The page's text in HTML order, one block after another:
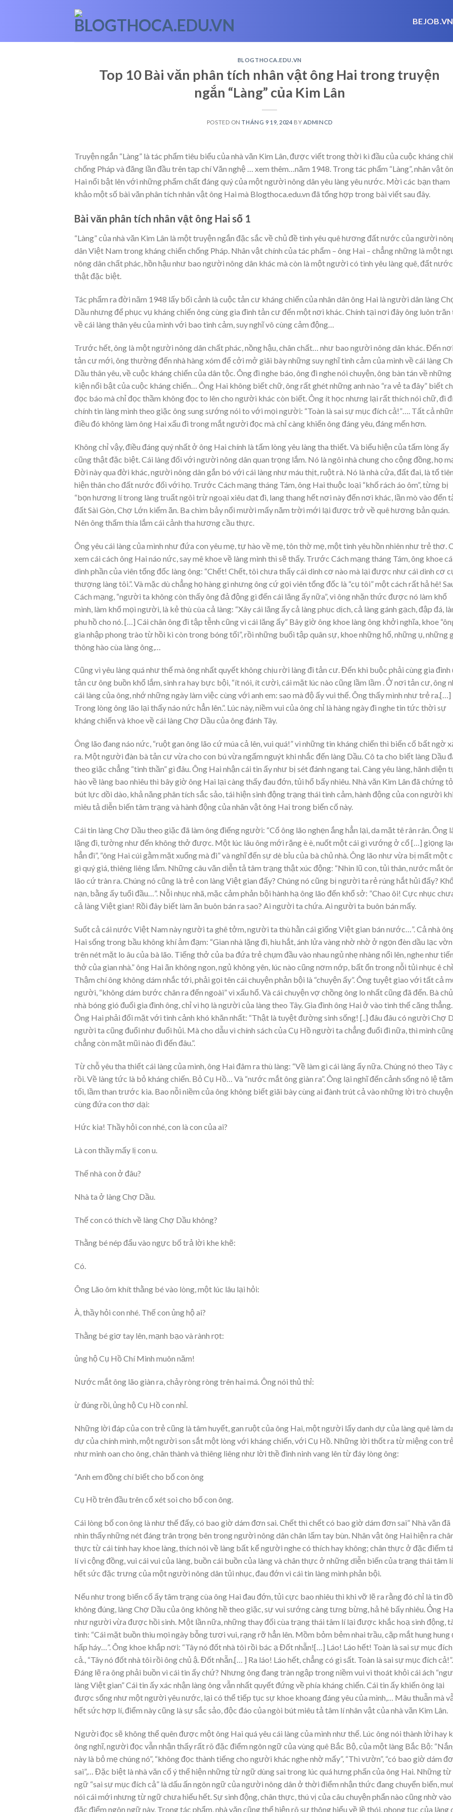
BEJOB.VN
BLOGTHOCA.EDU.VN
Top 10 Bài văn phân tích nhân vật ông Hai trong truyện
ngắn “Làng” của Kim Lân
POSTED ONTHÁNG 9 19, 2024 BY ADMINCD
Truyện ngắn “Làng” là tác phẩm tiêu biểu của nhà văn Kim Lân, được viết trong thời kì đầu của cuộc kháng
chống Pháp và đăng lần đầu trên tạp chí Văn nghệ
… xem thêm… năm 1948. Trong tác phẩm “Làng”, nhân vật
Hai nổi bật lên với những phẩm chất đáng quý của một người nông dân yêu làng yêu nước. Mời các bạn tham
khảo một số bài văn phân tích nhân vật ông Hai mà Blogthoca.edu.vn đã tổng hợp trong bài viết sau đây.
Bài văn phân tích nhân vật ông Hai số 1
“Làng” của nhà văn Kim Lân là một truyện ngắn đặc sắc về chủ đề tình yêu quê hương đất nước của người
dân Việt Nam trong kháng chiến chống Pháp. Nhân vật chính của tác phẩm – ông Hai – chẳng những là một
nông dân chất phác, hồn hậu như bao người nông dân khác mà còn là một người có tình yêu làng quê, đất nước
thật đặc biệt.
Tác phẩm ra đời năm 1948 lấy bối cảnh là cuộc tản cư kháng chiến của nhân dân ông Hai là người dân làng
Dầu nhưng để phục vụ kháng chiến ông cùng gia đình tản cư đến một nơi khác. Chính tại nơi đây ông luôn
về cái làng thân yêu của mình với bao tình cảm, suy nghĩ vô cùng cảm động…
Trước hết, ông là một người nông dân chất phác, nồng hậu, chân chất… như bao người nông dân khác. Đến nơi
tản cư mới, ông thường đến nhà hàng xóm để cởi mở giãi bày những suy nghĩ tình cảm của mình về cái làng
Dầu thân yêu, về cuộc kháng chiến của dân tộc. Ông đi nghe báo, ông đi nghe nói chuyện, ông bàn tán về
kiện nổi bật của cuộc kháng chiến… Ông Hai không biết chữ, ông rất ghét những anh nào “ra vẻ ta đây” biết
đọc báo mà chỉ đọc thầm không đọc to lên cho người khác còn biết. Ông ít học nhưng lại rất thích nói chữ, đi
chính tin làng mình theo giặc ông sung sướng nói to với mọi người: “Toàn là sai sự mục đích cả!”…. Tất cả
điều đó không làm ông Hai xấu đi trong mắt người đọc mà chỉ càng khiến ông đáng yêu, đáng mến hơn.
Không chỉ vậy, điều đáng quý nhất ở ông Hai chính là tấm lòng yêu làng tha thiết. Và biểu hiện của tấm lòng ấy
cũng thật đặc biệt. Cái làng đối với người nông dân quan trọng lắm. Nó là ngôi nhà chung cho cộng đồng, họ
Đời này qua đời khác, người nông dân gắn bó với cái làng như máu thịt, ruột rà. Nó là nhà cửa, đất đai, là tổ
hiện thân cho đất nước đối với họ. Trước Cách mạng tháng Tám, ông Hai thuộc loại “khố rách áo ôm”, từng bị
“bọn hương lí trong làng truất ngôi trừ ngoại xiêu dạt đi, lang thang hết nơi này đến nơi khác, lần mò vào đến
đất Sài Gòn, Chợ Lớn kiếm ăn. Ba chìm bảy nổi mười mấy năm trời mới lại được trở về quê hương bản quán.
Nên ông thấm thía lắm cái cảnh tha hương cầu thực.
Ông yêu cái làng của mình như đứa con yêu mẹ, tự hào về mẹ, tôn thờ mẹ, một tình yêu hồn nhiên như trẻ thơ.
xem cái cách ông Hai náo nức, say mê khoe về làng mình thì sẽ thấy. Trước Cách mạng tháng Tám, ông khoe
dinh phần của viên tổng đốc làng ông: “Chết! Chết, tôi chưa thấy cái dinh cơ nào mà lại được như cái dinh cơ
thượng làng tôi.”. Và mặc dù chẳng họ hàng gì nhưng ông cứ gọi viên tổng đốc là “cụ tôi” một cách rất hả hê!
Cách mạng, “người ta không còn thấy ông đả động gì đến cái lăng ấy nữa”, vì ông nhặn thức được nó làm khổ
mình, làm khổ mọi người, là kẻ thù cùa cả làng: “Xây cái lăng ấy cả làng phục dịch, cả làng gánh gạch, đập đá,
phu hồ cho nó. […] Cái chân ông đi tập tễnh cũng vì cái lăng ấy” Bây giờ ông khoe làng ông khởi nghĩa, khoe
gia nhập phong trào từ hồi kì còn trong bóng tối”, rồi những buối tập quân sự, khoe những hố, những ụ, những
thông hào cùa làng ông,…
Cũng vì yêu làng quá như thế mà ông nhất quyết không chịu rời làng đi tản cư. Đến khi buộc phải cùng gia đình
tản cư ông buồn khổ lắm, sinh ra hay bực bội, “ít nói, ít cười, cái mặt lúc nào cũng lầm lầm . Ở nơi tản cư, ông
cái làng của ông, nhớ những ngày làm việc cùng với anh em: sao mà độ ấy vui thế. Ông thấy mình như trẻ ra.[…]
Trong lòng ông lão lại thấy náo nức hẳn lên.”. Lúc này, niềm vui của ông chỉ là hàng ngày đi nghe tin tức thời sự
kháng chiến và khoe về cái làng Chợ Dầu của ông đánh Tây.
Ông lão đang náo nức, “ruột gan ông lão cứ múa cả lên, vui quá!” vì những tin kháng chiến thì biến cố bất ngờ
ra. Một người đàn bà tản cư vừa cho con bú vừa ngấm nguýt khi nhắc đến làng Dầu. Cô ta cho biết làng Dầu
theo giặc chẳng “tinh thần” gì đâu. Ông Hai nhận cái tin ấy như bị sét đánh ngang tai. Càng yêu làng, hãnh diện
hào về làng bao nhiêu thì bây giờ ông Hai lại càng thấy đau đớn, tủi hổ bấy nhiêu. Nhà văn Kim Lân đã chứng tỏ
bút lực dồi dào, khả năng phân tích sắc sảo, tái hiện sinh động trạng thái tình cảm, hành động của con người khi
miêu tả diễn biến tâm trạng và hành động của nhân vật ông Hai trong biến cố này.
Cái tin làng Chợ Dầu theo giặc đã làm ông điếng người: “Cổ ông lão nghẹn ắng hẳn lại, da mặt tê rân rân. Ông
lặng đi, tường như đến không thở được. Một lúc lâu ông mới rặng è è, nuốt một cái gì vướng ở cổ […] giọng
hẳn đi”, “ông Hai cúi gằm mặt xuống mà đi” và nghĩ đến sự dè bỉu của bà chủ nhà. Ông lão như vừa bị mất một
gì quý giá, thiêng liêng lắm. Những câu văn diễn tả tâm trạng thật xúc động: “Nhìn lũ con, tủi thân, nước mắt
lão cứ tràn ra. Chúng nó cũng là trẻ con làng Việt gian đấy? Chúng nó cũng bị người ta rẻ rúng hắt hủi đấy?
nạn, bằng ấy tuổi đầu…”. Nỗi nhục nhã, mặc cảm phản bội hành hạ ông lão đến khổ sở: ”Chao ôi! Cực nhục
cả làng Việt gian! Rồi đây biết làm ăn buôn bán ra sao? Ai người ta chứa. Ai người ta buôn bán mấy.
Suốt cả cái nước Việt Nam này người ta ghê tởm, người ta thù hằn cái giống Việt gian bán nước…”. Cả nhà
Hai sống trong bầu không khí ảm đạm: “Gian nhà lặng đi, hiu hắt, ánh lửa vàng nhờ nhờ ở ngọn đèn dầu lạc vờn
trên nét mặt lo âu của bà lão. Tiếng thở của ba đứa trẻ chụm đầu vào nhau ngủ nhẹ nhàng nổi lên, nghe như
thở của gian nhà.” ông Hai ăn không ngon, ngủ không yên, lúc nào cũng nơm nớp, bất ổn trong nỗi tủi nhục ê
Thậm chí ông không dám nhắc tới, phải gọi tên cái chuyện phản bội là “chuyện ấy”. Ông tuyệt giao với tất cả
người, “không dám bước chân ra đến ngoài” vì xấu hổ. Và cái chuyện vợ chồng ông lo nhất cũng đã đến. Bà chủ
nhà bóng gió đuổi gia đình ông, chỉ vì họ là người của làng theo Tây. Gia đình ông Hai ở vào tình thế căng thẳng.
Ông Hai phải đối mặt với tình cảnh khó khăn nhất: “Thật là tuyệt đường sinh sống! [..] đâu đâu có người Chợ
người ta cũng đuổi như đuổi hủi. Mà cho dẫu vì chính sách của Cụ Hồ người ta chẳng đuổi đi nữa, thì mình
chẳng còn mặt mũi nào đi đến đâu.”.
Từ chỗ yêu tha thiết cái làng của mình, ông Hai đâm ra thù làng: “Về làm gì cái làng ấy nữa. Chúng nó theo Tây
rồi. Về làng tức là bỏ kháng chiến. Bỏ Cụ Hồ… Và “nước mắt ông giàn ra”. Ông lại nghĩ đến cảnh sống nô lệ tăm
tối, lầm than trước kia. Bao nỗi niềm của ông không biết giãi bày cùng ai đành trút cả vào những lời trò chuyện
cùng đứa con thơ dại:
Hức kia! Thầy hỏi con nhé, con là con của ai?
Là con thầy mấy lị con u.
Thế nhà con ở đâu?
Nhà ta ở làng Chợ Dầu.
Thế con có thích về làng Chợ Dầu không?
Thằng bé nép đẩu vào ngực bố trả lời khe khẽ:
Có.
Ông Lão ôm khít thằng bé vào lòng, một lúc lâu lại hỏi:
À, thầy hỏi con nhé. Thế con ủng hộ ai?
Thằng bé giơ tay lên, mạnh bạo và rành rọt:
ủng hộ Cụ Hồ Chí Minh muôn năm!
Nước mắt ông lão giàn ra, chảy ròng ròng trên hai má. Ông nói thủ thỉ:
ừ đúng rồi, ủng hộ Cụ Hồ con nhỉ.
Những lời đáp của con trẻ cũng là tâm huyết, gan ruột của ông Hai, một người lấy danh dự của làng quê làm
dự của chính mình, một người son sắt một lòng với kháng chiến, với Cụ Hồ. Những lời thốt ra từ miệng con trẻ
như minh oan cho ông, chân thành và thiêng liêng như lời thề đinh ninh vang lên từ đáy lòng ông:
“Anh em đồng chí biết cho bố con ông
Cụ Hồ trên đầu trên cổ xét soi cho bố con ông.
Cái lòng bố con ông là như thế đấy, có bao giờ dám đơn sai. Chết thì chết có bao giờ dám đơn sai” Nhà văn đã
nhìn thấy những nét đáng trân trọng bên trong người nông dân chân lấm tay bùn. Nhân vật ông Hai hiện ra
thực từ cái tính hay khoe làng, thích nói về làng bất kể người nghe có thích hay không; chân thực ở đặc điếm
lí vì cộng đồng, vui cái vui của làng, buồn cái buồn của làng và chân thực ở những diễn biến của trạng thái tâm lí
hết sức đặc trư­ng của một người nông dân tủi nhục, đau đớn vì cái tin làng mình phản bội.
Nếu như trong biến cố ấy tâm trạng cùa ông Hai đau đớn, tủi cực bao nhiêu thì khi vỡ lẽ ra rằng đó chỉ là tin
không đúng, làng Chợ Dầu của ông không hề theo giặc, sự vui sướng càng tưng bừng, hả hê bấy nhiêu. Ỏng
như người vừa được hồi sinh. Một lần nữa, những thay đối cùa trạng thái tâm lí lại được khắc hoạ sinh động,
tình: “Cái mặt buồn thiu mọi ngày bỗng tươi vui, rạng rỡ hẳn lên. Mồm bỏm bẻm nhai trầu, cặp mắt hung hung
hấp háy…”. Ông khoe khắp nơi: “Tây nó đốt nhà tôi rồi bác ạ Đốt nhẵn![…] Láo! Láo hết! Toàn là sai sự mục đích
cả., “Tây nó đốt nhà tôi rồi ông chủ ậ. Đốt nhẵn.[… ] Ra láo! Láo hết, chẳng có gì sất. Toàn là sai sự mục đích cả!”.
Đáng lẽ ra ông phải buồn vì cái tin ấy chứ? Nhưng ông đang tràn ngập trong niềm vui vì thoát khỏi cái ách
làng Việt gian” Cái tin ấy xác nhận làng ông vẫn nhất quyết đứng về phía kháng chiến. Cái tin ấy khiến ông lại
được sống như một người yêu nước, lại có thể tiếp tục sự khoe khoang đáng yêu của mình,… Mâu thuẫn mà
hết sức hợp lí, điểm này cũng là sự sắc sảo, độc đáo của ngòi bút miêu tả tâm lí nhân vật của nhà văn Kim Lân.
Người đọc sẽ không thể quên được một ông Hai quá yêu cái làng của mình như thế. Lúc ông nói thành lời hay
ông nghĩ, người đọc vẫn nhận thấy rất rõ đặc điểm ngôn ngữ của vùng quê Bắc Bộ, của một làng Bắc Bộ:
này là bỏ mẹ chúng nó”, “không đọc thành tiếng cho người khác nghe nhờ mấy”, “Thì vườn”, “có bao giờ dám
sai”,… Đặc biệt là nhà văn cố ý thể hiện những từ ngữ dùng sai trong lúc quá hưng phấn của ông Hai. Những từ
ngữ “sai sự mục đích cả” là dấu ấn ngôn ngữ của người nông dân ở thời điểm nhận thức đang chuyển biến,
nói cái mới nhưng từ ngữ chưa hiếu hết. Sự sinh động, chân thực, thú vị của câu chuyện phẩn nào cũng nhờ vào
đặc điểm ngôn ngữ này. Trong tác phẩm, nhà văn cũng thể hiện rõ sự thông hiểu về lề thói, phong tục của làng